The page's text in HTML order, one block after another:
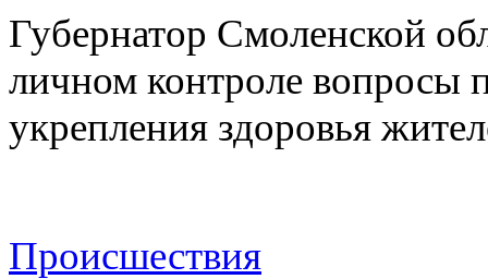
Губернатор Смоленской
личном контроле вопросы
укрепления здоровья
Происшествия